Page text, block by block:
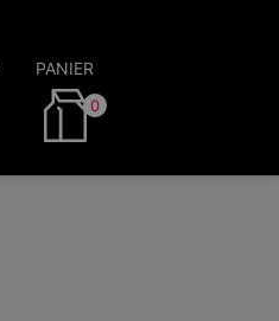
PANIER
0